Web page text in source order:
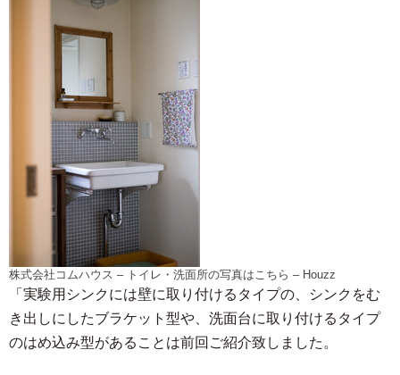
株式会社コムハウス – トイレ・洗面所の写真はこちら – Houzz
「実験用シンクには壁に取り付けるタイプの、シンクをむ
き出しにしたブラケット型や、洗面台に取り付けるタイプ
のはめ込み型があることは前回ご紹介致しました。